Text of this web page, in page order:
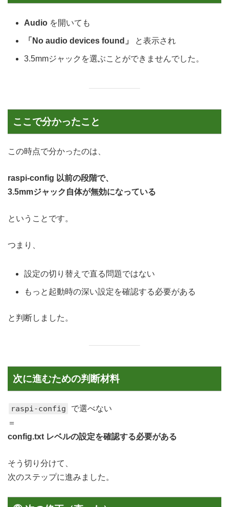
Audio を開いても
「No audio devices found」 と表示され
3.5mmジャックを選ぶことができませんでした。
ここで分かったこと
この時点で分かったのは、
raspi-config 以前の段階で、
3.5mmジャック自体が無効になっている
ということです。
つまり、
設定の切り替えで直る問題ではない
もっと起動時の深い設定を確認する必要がある
と判断しました。
次に進むための判断材料
raspi-config
で選べない
＝
config.txt レベルの設定を確認する必要がある
そう切り分けて、
次のステップに進みました。